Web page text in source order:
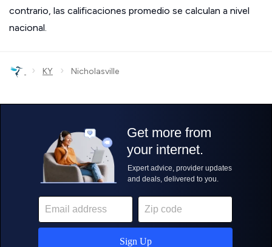
contrario, las calificaciones promedio se calculan a nivel
nacional.
› KY › Nicholasville